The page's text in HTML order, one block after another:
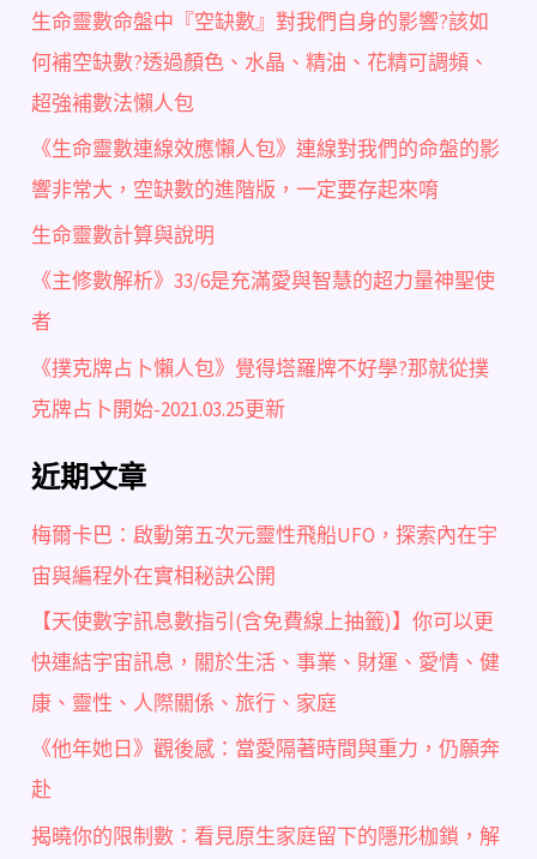
生命靈數命盤中『空缺數』對我們自身的影響?該如
何補空缺數?透過顏色、水晶、精油、花精可調頻、
超強補數法懶人包
《生命靈數連線效應懶人包》連線對我們的命盤的影
響非常大，空缺數的進階版，一定要存起來唷
生命靈數計算與說明
《主修數解析》33/6是充滿愛與智慧的超力量神聖使
者
《撲克牌占卜懶人包》覺得塔羅牌不好學?那就從撲
克牌占卜開始-2021.03.25更新
近期文章
梅爾卡巴：啟動第五次元靈性飛船UFO，探索內在宇
宙與編程外在實相秘訣公開
【天使數字訊息數指引(含免費線上抽籤)】你可以更
快連結宇宙訊息，關於生活、事業、財運、愛情、健
康、靈性、人際關係、旅行、家庭
《他年她日》觀後感：當愛隔著時間與重力，仍願奔
赴
揭曉你的限制數：看見原生家庭留下的隱形枷鎖，解